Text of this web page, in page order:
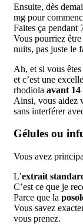
Ensuite, dès
mg pour
Faites ça pendant
Vous pourriez
nuits, pas juste le
Ah, et si vous
et c’est une
rhodiola avant 14
Ainsi, vous aidez
sans interférer
Gélules ou
Vous avez
L’extrait
C’est ce que je
Parce que la
Vous savez
vous prenez.